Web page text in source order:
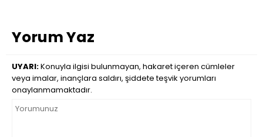
Yorum Yaz
UYARI:Konuyla ilgisi bulunmayan, hakaret içeren cümleler
veya imalar, inançlara saldırı, şiddete teşvik yorumları
onaylanmamaktadır.